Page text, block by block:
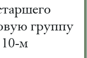
группу
м